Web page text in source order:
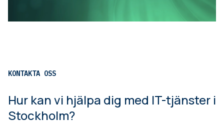
KONTAKTA OSS
Hur kan vi hjälpa dig med IT-tjänster i
Stockholm?